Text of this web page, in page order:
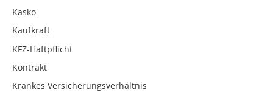
Kasko
Kaufkraft
KFZ-Haftpflicht
Kontrakt
Krankes Versicherungsverhältnis